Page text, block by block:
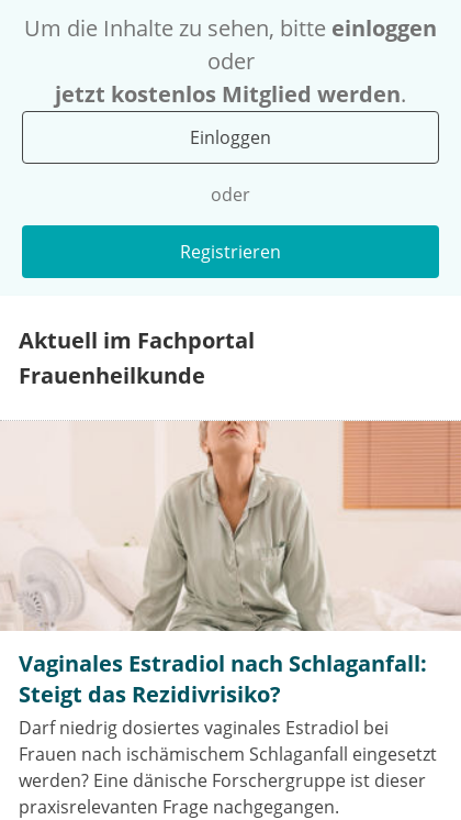
Um die Inhalte zu sehen, bitte einloggen
oder
jetzt kostenlos Mitglied werden.
Einloggen
oder
Registrieren
Aktuell im Fachportal
Frauenheilkunde
Vaginales Estradiol nach Schlaganfall:
Steigt das Rezidivrisiko?
Darf niedrig dosiertes vaginales Estradiol bei
Frauen nach ischämischem Schlaganfall eingesetzt
werden? Eine dänische Forschergruppe ist dieser
praxisrelevanten Frage nachgegangen.